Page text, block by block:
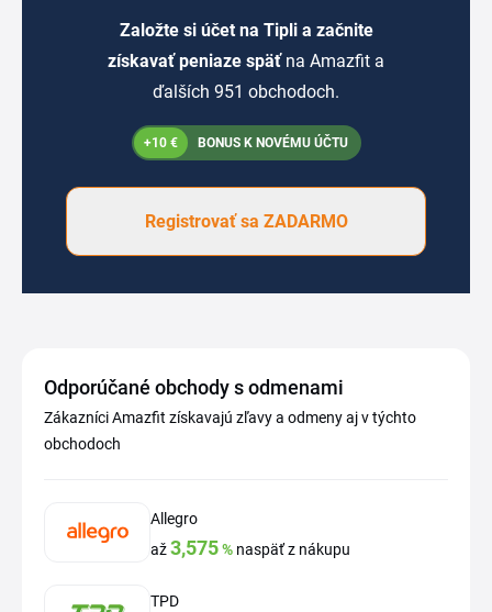
Založte si účet na Tipli a začnite
získavať peniaze späť na Amazfit a
ďalších 951 obchodoch.
+10 € BONUS K NOVÉMU ÚČTU
Registrovať sa ZADARMO
Odporúčané obchody s odmenami
Zákazníci Amazfit získavajú zľavy a odmeny aj v týchto
obchodoch
Allegro
až3,575% naspäť z nákupu
TPD